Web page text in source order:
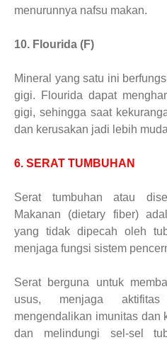
menurunnya nafsu makan.
10. Flourida (F)
Mineral yang satu ini
gigi. Flourida dapat
gigi, sehingga saat
dan kerusakan jadi lebih
6. SERAT TUMBUHAN
Serat tumbuhan atau
Makanan (dietary fiber)
yang tidak dipecah oleh
menjaga fungsi sistem
Serat berguna untuk
usus, menjaga
mengendalikan imunitas dan
dan melindungi sel-sel